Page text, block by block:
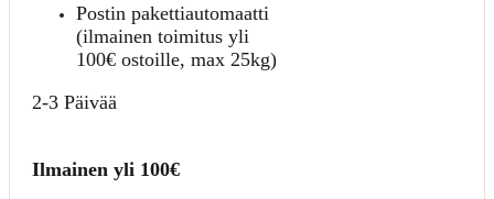
Postin pakettiautomaatti
(ilmainen toimitus yli
100€ ostoille, max 25kg)
2-3 Päivää
Ilmainen yli 100€